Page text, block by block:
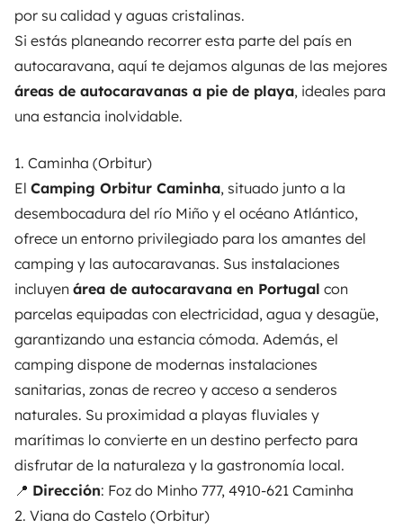
por su calidad y aguas cristalinas.
Si estás planeando recorrer esta parte del país en
autocaravana, aquí te dejamos algunas de las mejores
áreas de autocaravanas a pie de playa, ideales para
una estancia inolvidable.
1. Caminha (Orbitur)
El Camping Orbitur Caminha, situado junto a la
desembocadura del río Miño y el océano Atlántico,
ofrece un entorno privilegiado para los amantes del
camping y las autocaravanas. Sus instalaciones
incluyen área de autocaravana en Portugal con
parcelas equipadas con electricidad, agua y desagüe,
garantizando una estancia cómoda. Además, el
camping dispone de modernas instalaciones
sanitarias, zonas de recreo y acceso a senderos
naturales. Su proximidad a playas fluviales y
marítimas lo convierte en un destino perfecto para
disfrutar de la naturaleza y la gastronomía local.
📍 Dirección: Foz do Minho 777, 4910-621 Caminha
2. Viana do Castelo (Orbitur)